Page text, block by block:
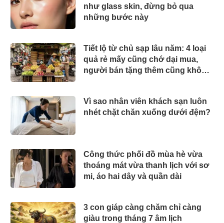
như glass skin, đừng bỏ qua
những bước này
Tiết lộ từ chủ sạp lâu năm: 4 loại
quả rẻ mấy cũng chớ dại mua,
người bán tặng thêm cũng không
Vì sao nhân viên khách sạn luôn
nhét chặt chăn xuống dưới đệm?
Công thức phối đồ mùa hè vừa
thoáng mát vừa thanh lịch với sơ
mi, áo hai dây và quần dài
3 con giáp càng chăm chỉ càng
giàu trong tháng 7 âm lịch